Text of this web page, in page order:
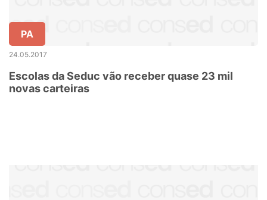
PA
24.05.2017
Escolas da Seduc vão receber quase 23 mil
novas carteiras